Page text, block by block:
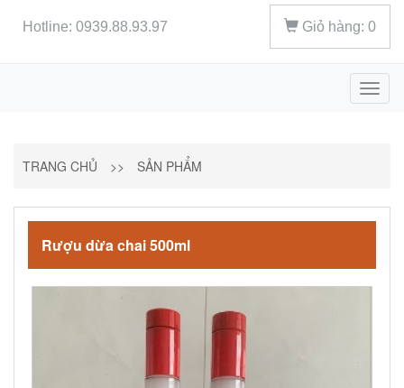
Hotline: 0939.88.93.97 Giỏ hàng: 0
TRANG CHỦ >> SẢN PHẨM
Rượu dừa chai 500ml